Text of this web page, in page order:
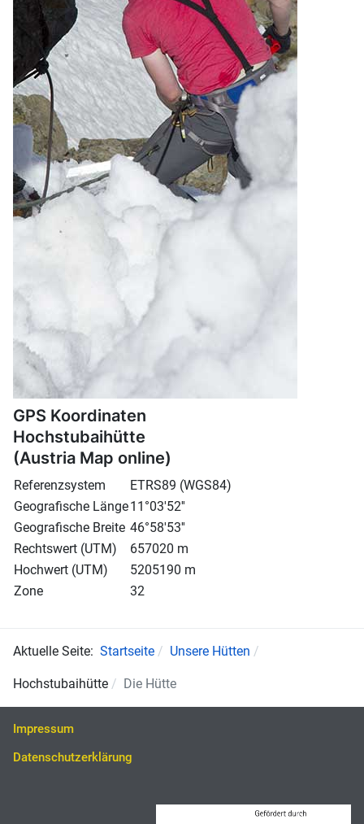
GPS Koordinaten
Hochstubaihütte
(Austria Map online)
Referenzsystem
ETRS89 (WGS84)
Geografische Länge11°03'52''
Geografische Breite 46°58'53''
Rechtswert (UTM)
657020 m
Hochwert (UTM)
5205190 m
Zone
32
Aktuelle Seite: Startseite Unsere Hütten
Hochstubaihütte Die Hütte
Impressum
Datenschutzerklärung